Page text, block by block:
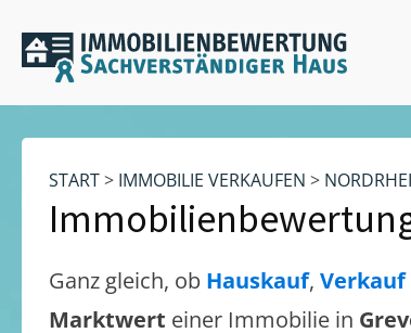
START> IMMOBILIE VERKAUFEN >
Ganz gleich, ob Hauskauf, Verkauf
Marktwert einer Immobilie in